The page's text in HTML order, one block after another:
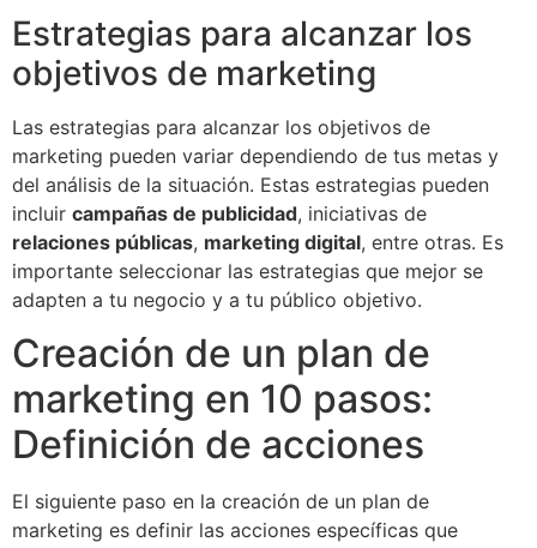
Estrategias para alcanzar los
objetivos de marketing
Las estrategias para alcanzar los objetivos de
marketing pueden variar dependiendo de tus metas y
del análisis de la situación. Estas estrategias pueden
incluir campañas de publicidad, iniciativas de
relaciones públicas, marketing digital, entre otras. Es
importante seleccionar las estrategias que mejor se
adapten a tu negocio y a tu público objetivo.
Creación de un plan de
marketing en 10 pasos:
Definición de acciones
El siguiente paso en la creación de un plan de
marketing es definir las acciones específicas que